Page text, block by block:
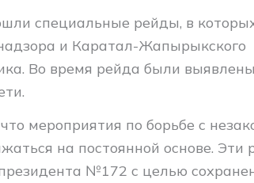
специальные рейды, в
и Каратал-Жапырыкского
Во время рейда были
мероприятия по борьбе с
на постоянной основе. Эти
№172 с целью